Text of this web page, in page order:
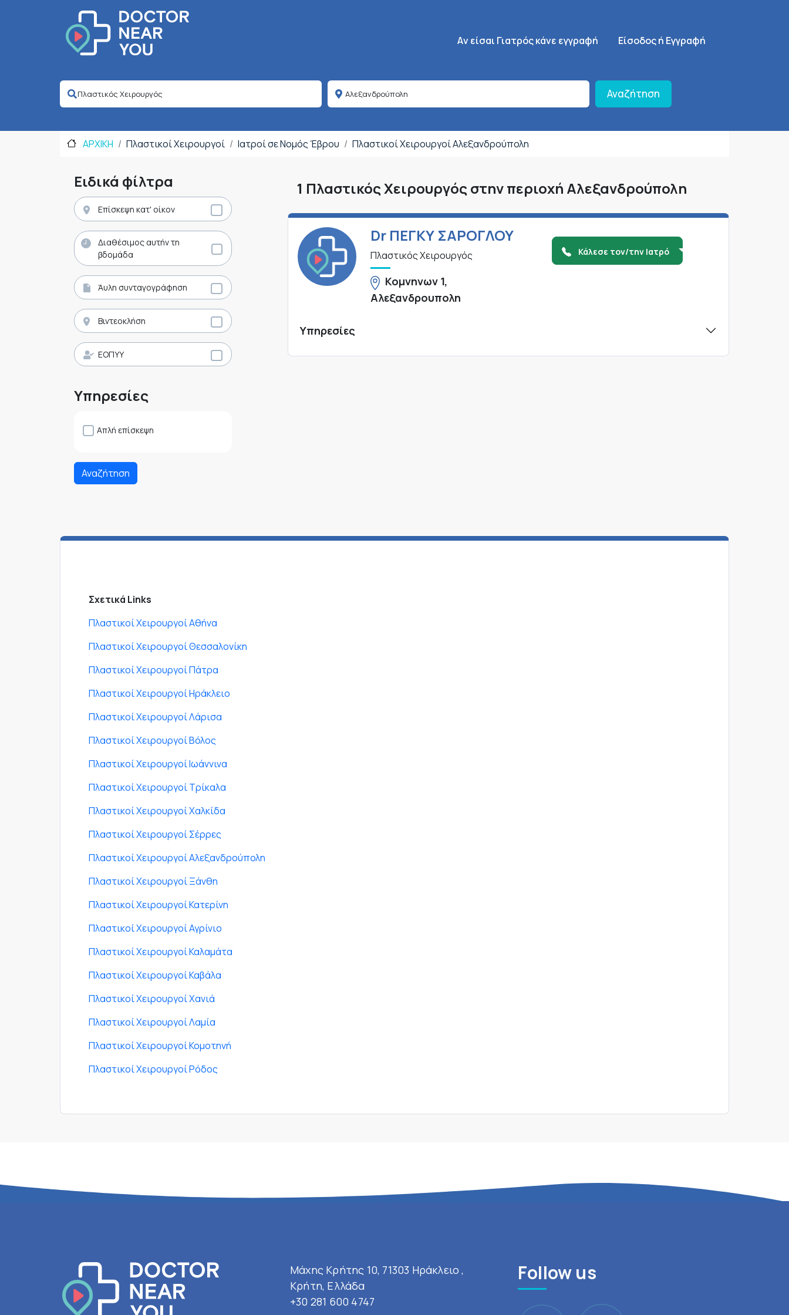
Κεντρική πλοήγηση
Aν είσαι Γιατρός κάνε εγγραφή SignUp Menu
Είσοδος ή Εγγραφή
Αναζήτηση
ΑΡΧΙΚΗ Πλαστικοί Χειρουργοί Ιατροί σε Νομός Έβρου Πλαστικοί Χειρουργοί Αλεξανδρούπολη
Ειδικά φίλτρα
Επίσκεψη κατ' οίκον
Διαθέσιμος αυτήν τη
βδομάδα
Άυλη συνταγογράφηση
Βιντεοκλήση
ΕΟΠΥΥ
Υπηρεσίες
Απλή επίσκεψη
Αναζήτηση
1 Πλαστικός Χειρουργός στην περιοχή Αλεξανδρούπολη
Dr ΠΕΓΚΥ ΣΑΡΟΓΛΟΥ
Πλαστικός Χειρουργός
Κομνηνων 1,
Αλεξανδρουπολη
Κάλεσε τον/την Ιατρό
Υπηρεσίες
Σχετικά Links
Πλαστικοί Χειρουργοί Αθήνα
Πλαστικοί Χειρουργοί Θεσσαλονίκη
Πλαστικοί Χειρουργοί Πάτρα
Πλαστικοί Χειρουργοί Ηράκλειο
Πλαστικοί Χειρουργοί Λάρισα
Πλαστικοί Χειρουργοί Βόλος
Πλαστικοί Χειρουργοί Ιωάννινα
Πλαστικοί Χειρουργοί Τρίκαλα
Πλαστικοί Χειρουργοί Χαλκίδα
Πλαστικοί Χειρουργοί Σέρρες
Πλαστικοί Χειρουργοί Αλεξανδρούπολη
Πλαστικοί Χειρουργοί Ξάνθη
Πλαστικοί Χειρουργοί Κατερίνη
Πλαστικοί Χειρουργοί Αγρίνιο
Πλαστικοί Χειρουργοί Καλαμάτα
Πλαστικοί Χειρουργοί Καβάλα
Πλαστικοί Χειρουργοί Χανιά
Πλαστικοί Χειρουργοί Λαμία
Πλαστικοί Χειρουργοί Κομοτηνή
Πλαστικοί Χειρουργοί Ρόδος
Μάχης Κρήτης 10, 71303 Ηράκλειο ,
Κρήτη, Ελλάδα
+30 281 600 4747
Follow us